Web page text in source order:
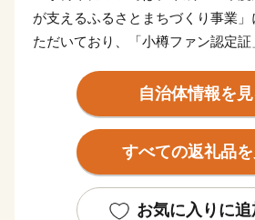
が支えるふるさとまちづくり事業
ただいており、「小樽ファン認定
業（使い道）を増やした他、お礼の
いたしました。
小樽市の歴史ある伝統を保持しつ
まちづくりを実現するために、皆様
自治体情報を
すべての返礼品
お気に入りに追